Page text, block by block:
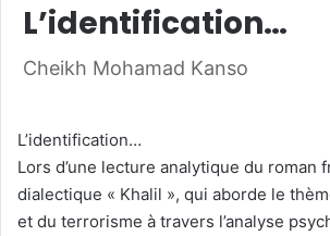
L’identification…
Cheikh Mohamad Kanso
L’identification…
Lors d’une lecture analytique du roman
dialectique « Khalil », qui aborde le
et du terrorisme à travers l’analyse